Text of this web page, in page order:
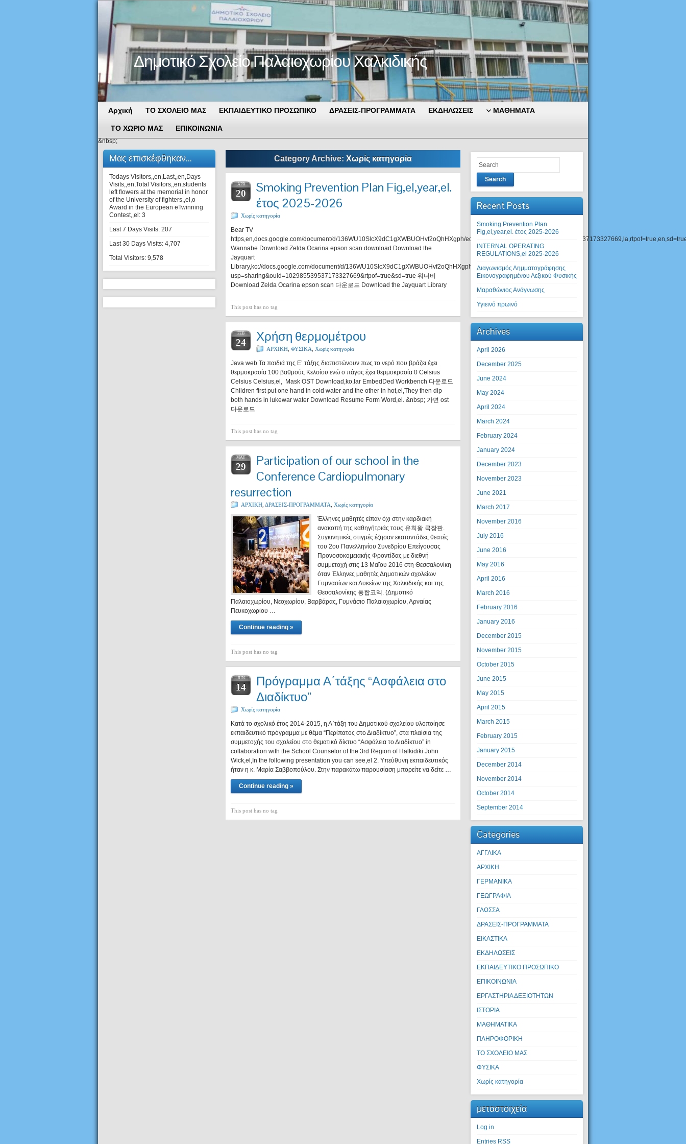
Δημοτικό Σχολείο Παλαιοχωρίου Χαλκιδικής
Αρχική ΤΟ ΣΧΟΛΕΙΟ ΜΑΣ ΕΚΠΑΙΔΕΥΤΙΚΟ ΠΡΟΣΩΠΙΚΟ ΔΡΑΣΕΙΣ-ΠΡΟΓΡΑΜΜΑΤΑ ΕΚΔΗΛΩΣΕΙΣ ΜΑΘΗΜΑΤΑ
ΤΟ ΧΩΡΙΟ ΜΑΣ ΕΠΙΚΟΙΝΩΝΙΑ
&nbsp;
Μας επισκέφθηκαν...
Todays Visitors,,en,Last,,en,Days
Visits,,en,Total Visitors,,en,students
left flowers at the memorial in honor
of the University of fighters,,el,o
Award in the European eTwinning
Contest,,el: 3
Last 7 Days Visits: 207
Last 30 Days Visits: 4,707
Total Visitors: 9,578
Category Archive: Χωρίς κατηγορία
APR
20
Smoking Prevention Plan Fig,el,year,el.
έτος 2025-2026
Χωρίς κατηγορία
Bear TV
https,en,docs.google.com/document/d/136WU10SlcX9dC1gXWBUOHvf2oQhHXgph/
Wannabe Download Zelda Ocarina epson scan download Download the
Jayquart
Library,ko://docs.google.com/document/d/136WU10SlcX9dC1gXWBUOHvf2oQhHXgph/edit?
usp=sharing&ouid=102985539537173327669&rtpof=true&sd=true 워너비
Download Zelda Ocarina epson scan 다운로드 Download the Jayquart Library
This post has no tag
FEB
24 Χρήση θερμομέτρου
ΑΡΧΙΚΗ ΦΥΣΙΚΑ Χωρίς κατηγορία
Java web Τα παιδιά της Ε’ τάξης διαπιστώνουν πως το νερό που βράζει έχει
θερμοκρασία 100 βαθμούς Κελσίου ενώ ο πάγος έχει θερμοκρασία 0 Celsius
Celsius Celsius,el, Mask OST Download,ko,Iar EmbedDed Workbench 다운로드
Children first put one hand in cold water and the other in hot,el,They then dip
both hands in lukewar water Download Resume Form Word,el. &nbsp; 가면 ost
다운로드
This post has no tag
MAY
29
Participation of our school in the
Conference Cardiopulmonary
resurrection
ΑΡΧΙΚΗ ΔΡΑΣΕΙΣ-ΠΡΟΓΡΑΜΜΑΤΑ Χωρίς κατηγορία
Έλληνες μαθητές είπαν όχι στην καρδιακή
ανακοπή της καθηγήτριάς τους 유희왕 극장판.
Συγκινητικές στιγμές έζησαν εκατοντάδες θεατές
του 2ου Πανελληνίου Συνεδρίου Επείγουσας
Προνοσοκομειακής Φροντίδας με διεθνή
συμμετοχή στις 13 Μαϊου 2016 στη Θεσσαλονίκη
όταν Έλληνες μαθητές Δημοτικών σχολείων
Γυμνασίων και Λυκείων της Χαλκιδικής και της
Θεσσαλονίκης 통합코덱. (Δημοτικό
Παλαιοχωρίου, Νεοχωρίου, Βαρβάρας, Γυμνάσιο Παλαιοχωρίου, Αρναίας
Πευκοχωρίου …
Continue reading »
This post has no tag
JUN
14
Πρόγραμμα Α΄τάξης “Ασφάλεια στο
Διαδίκτυο”
Χωρίς κατηγορία
Κατά το σχολικό έτος 2014-2015, η Α΄τάξη του Δημοτικού σχολείου υλοποίησε
εκπαιδευτικό πρόγραμμα με θέμα “Περίπατος στο Διαδίκτυο”, στα πλαίσια της
συμμετοχής του σχολείου στο θεματικό δίκτυο “Ασφάλεια το Διαδίκτυο” in
collaboration with the School Counselor of the 3rd Region of Halkidiki John
Wick,el,In the following presentation you can see,el 2. Υπεύθυνη εκπαιδευτικός
ήταν η κ. Μαρία Σαββοπούλου. Στην παρακάτω παρουσίαση μπορείτε να δείτε …
Continue reading »
This post has no tag
Search
Recent Posts
Smoking Prevention Plan
Fig,el,year,el. έτος 2025-2026
INTERNAL OPERATING
REGULATIONS,el 2025-2026
Διαγωνισμός Λημματογράφησης
Εικονογραφημένου Λεξικού Φυσικής
Μαραθώνιος Ανάγνωσης
Υγιεινό πρωινό
Archives
April 2026
December 2025
June 2024
May 2024
April 2024
March 2024
February 2024
January 2024
December 2023
November 2023
June 2021
March 2017
November 2016
July 2016
June 2016
May 2016
April 2016
March 2016
February 2016
January 2016
December 2015
November 2015
October 2015
June 2015
May 2015
April 2015
March 2015
February 2015
January 2015
December 2014
November 2014
October 2014
September 2014
Categories
ΑΓΓΛΙΚΑ
ΑΡΧΙΚΗ
ΓΕΡΜΑΝΙΚΑ
ΓΕΩΓΡΑΦΙΑ
ΓΛΩΣΣΑ
ΔΡΑΣΕΙΣ-ΠΡΟΓΡΑΜΜΑΤΑ
ΕΙΚΑΣΤΙΚΑ
ΕΚΔΗΛΩΣΕΙΣ
ΕΚΠΑΙΔΕΥΤΙΚΟ ΠΡΟΣΩΠΙΚΟ
ΕΠΙΚΟΙΝΩΝΙΑ
ΕΡΓΑΣΤΗΡΙΑ ΔΕΞΙΟΤΗΤΩΝ
ΙΣΤΟΡΙΑ
ΜΑΘΗΜΑΤΙΚΑ
ΠΛΗΡΟΦΟΡΙΚΗ
ΤΟ ΣΧΟΛΕΙΟ ΜΑΣ
ΦΥΣΙΚΑ
Χωρίς κατηγορία
μεταστοιχεία
Log in
Entries RSS